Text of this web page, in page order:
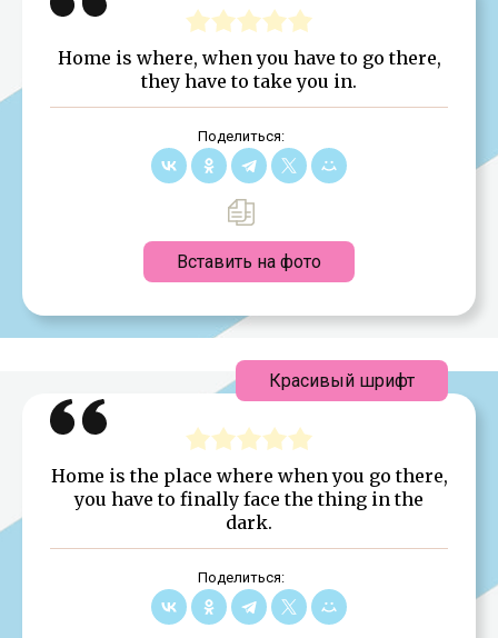
Home is where, when you have to go there,
they have to take you in.
Поделиться:
Вставить на фото
Home is the place where when you go there,
you have to finally face the thing in the
dark.
Поделиться:
Красивый шрифт